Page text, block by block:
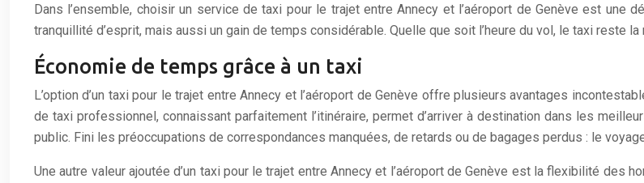
Dans l’ensemble, choisir un service de taxi pour le trajet entre Annecy et l’aéroport de Genève est une
tranquillité d’esprit, mais aussi un gain de temps considérable. Quelle que soit l’heure du vol, le taxi reste
Économie de temps grâce à un taxi
L’option d’un taxi pour le trajet entre Annecy et l’aéroport de Genève offre plusieurs avantages
de taxi professionnel, connaissant parfaitement l’itinéraire, permet d’arriver à destination dans les
public. Fini les préoccupations de correspondances manquées, de retards ou de bagages perdus : le
Une autre valeur ajoutée d’un taxi pour le trajet entre Annecy et l’aéroport de Genève est la flexibilité des